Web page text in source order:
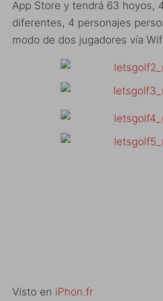
App Store y tendrá 63 hoyos,
diferentes, 4 personajes
modo de dos jugadores vía
Visto en iPhon.fr